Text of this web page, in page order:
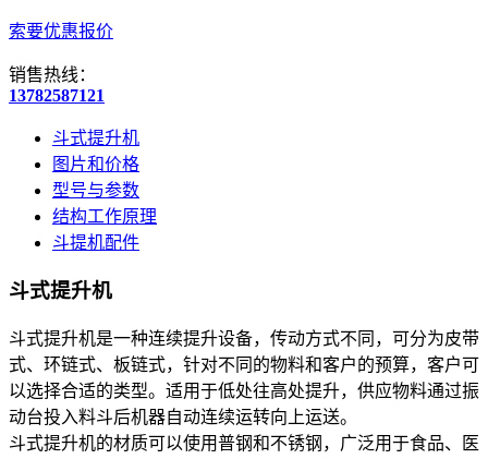
索要优惠报价
销售热线：
13782587121
斗式提升机
图片和价格
型号与参数
结构工作原理
斗提机配件
斗式提升机
斗式提升机是一种连续提升设备，传动方式不同，可分为皮带
式、环链式、板链式，针对不同的物料和客户的预算，客户可
以选择合适的类型。适用于低处往高处提升，供应物料通过振
动台投入料斗后机器自动连续运转向上运送。
斗式提升机的材质可以使用普钢和不锈钢，广泛用于食品、医